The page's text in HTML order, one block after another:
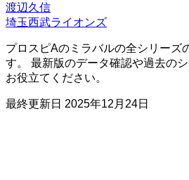
渡辺久信
埼玉西武ライオンズ
プロスピAのミラバルの全シリーズ
す。 最新版のデータ確認や過去の
お役立てください。
最終更新日 2025年12月24日